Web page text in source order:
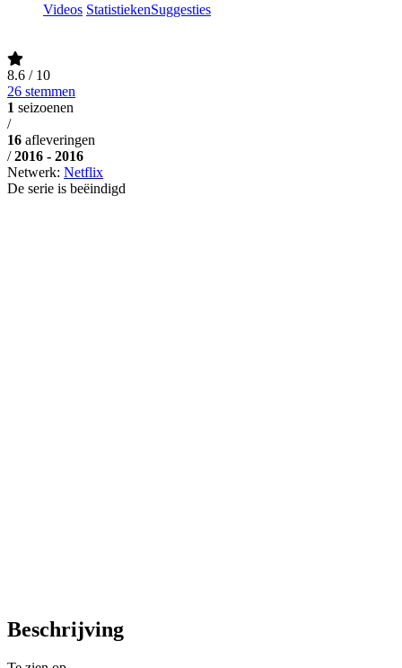
Videos StatistiekenSuggesties
8.6 / 10
26 stemmen
1 seizoenen
/
16 afleveringen
/ 2016 - 2016
Netwerk: Netflix
De serie is beëindigd
Beschrijving